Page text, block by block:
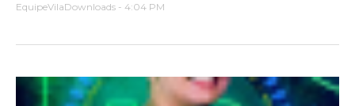
EquipeVilaDownloads - 4:04 PM